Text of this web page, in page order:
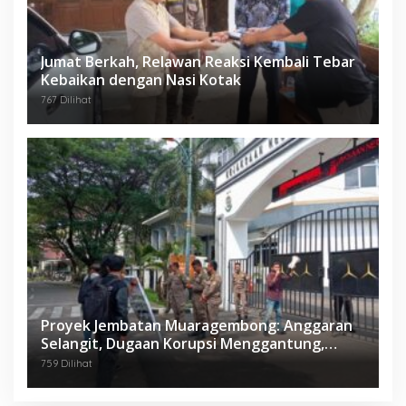
Jumat Berkah, Relawan Reaksi Kembali Tebar
Kebaikan dengan Nasi Kotak
767 Dilihat
Proyek Jembatan Muaragembong: Anggaran
Selangit, Dugaan Korupsi Menggantung,
Mahasiswa Geruduk Kejari Bekasi!
759 Dilihat